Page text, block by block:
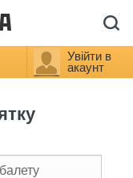
Увійти в
акаунт